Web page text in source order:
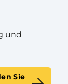
und
Sie